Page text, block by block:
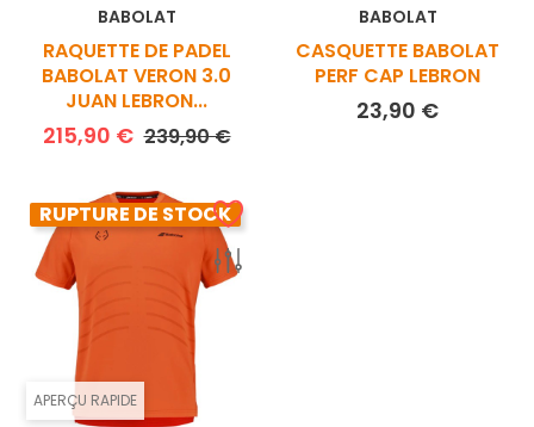
BABOLAT
RAQUETTE DE PADEL
BABOLAT VERON 3.0
JUAN LEBRON...
215,90 € Prix de base
239,90 €Prix
BABOLAT
CASQUETTE BABOLAT
PERF CAP LEBRON
23,90 €Prix
APERÇU RAPIDE
RUPTURE DE STOCK